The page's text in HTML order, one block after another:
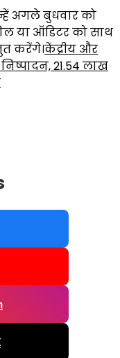
अगले बुधवार को
या ऑडिटर को साथ
करेंगे।केंद्रीय और
21.54 लाख